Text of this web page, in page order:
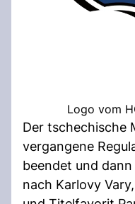
Logo vom
Der tschechische
vergangene
beendet und dann
nach Karlovy